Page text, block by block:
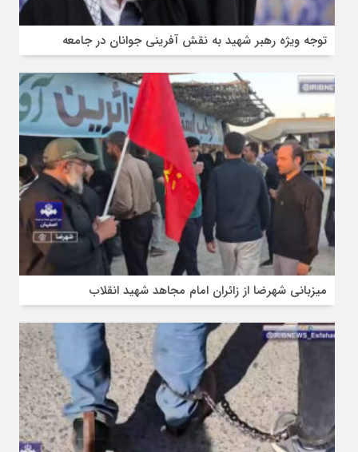
توجه ویژه رهبر شهید به نقش آفرینی جوانان در جامعه
میزبانی شهرضا از زائران امام مجاهد شهید انقلاب